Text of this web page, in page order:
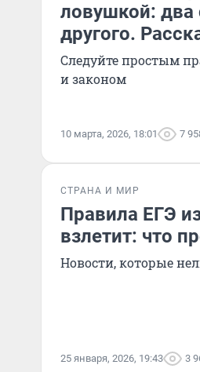
ловушкой: два
другого.
Следуйте простым
и законом
10 марта, 2026, 18:01 7
СТРАНА И МИР
Правила ЕГЭ
взлетит: что
Новости, которые
25 января, 2026, 19:43 3